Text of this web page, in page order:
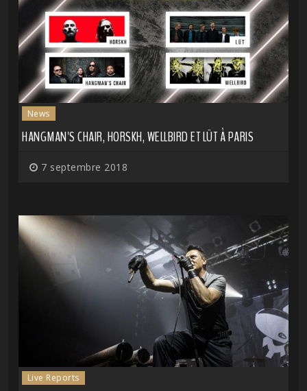
News
HANGMAN'S CHAIR, HORSKH, WELLBIRD ET LÜT À PARIS
7 septembre 2018
Live Reports